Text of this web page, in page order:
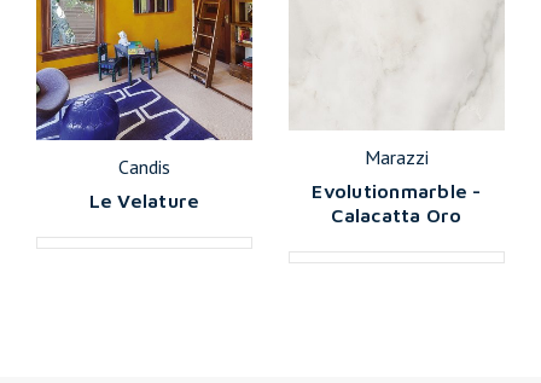
Candis
Le Velature
Marazzi
Evolutionmarble -
Calacatta Oro